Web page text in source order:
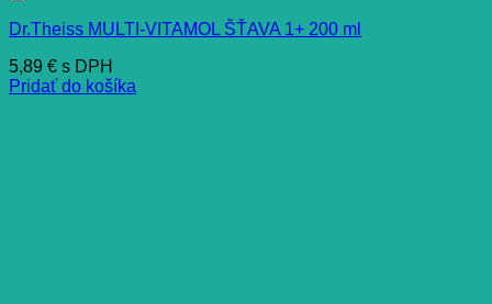
Dr.Theiss MULTI-VITAMOL ŠŤAVA 1+ 200 ml
5,89 € s DPH
Pridať do košíka